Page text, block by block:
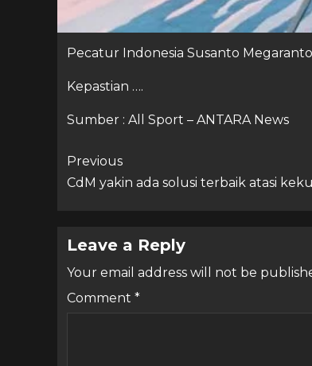
Pecatur Indonesia Susanto
Kepastian ….
Sumber : All Sport – ANTARA News
Previous
CdM yakin ada solusi terbaik atasi
Leave a Reply
Your email address will not be
Comment *